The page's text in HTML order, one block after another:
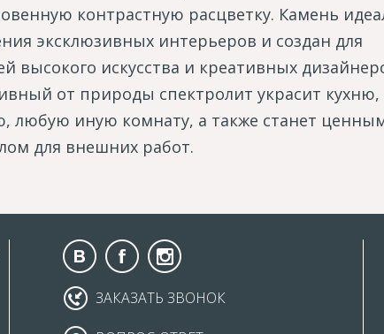
контрастную расцветку. Камень
эксклюзивных интерьеров и создан для
высокого искусства и креативных
от природы спектролит украсит кухню,
любую иную комнату, а также станет
для внешних работ.
ЗАКАЗАТЬ ЗВОНОК